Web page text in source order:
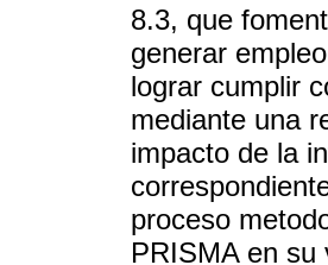
8.3, que
generar
lograr cumplir
mediante una
impacto de la
proceso
PRISMA en su